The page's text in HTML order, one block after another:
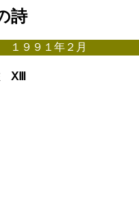
詩
９９１年２月
ⅩⅢ